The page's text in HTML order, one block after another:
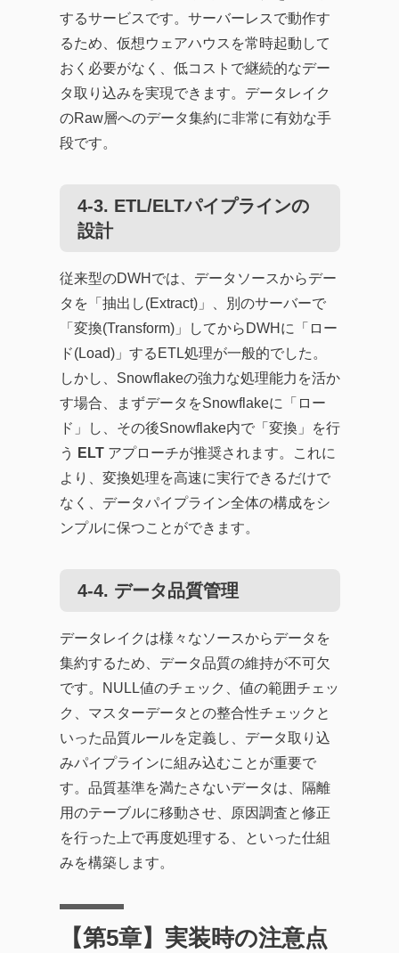
するサービスです。サーバーレスで動作す
るため、仮想ウェアハウスを常時起動して
おく必要がなく、低コストで継続的なデー
タ取り込みを実現できます。データレイク
のRaw層へのデータ集約に非常に有効な手
段です。
4-3. ETL/ELTパイプラインの
設計
従来型のDWHでは、データソースからデー
タを「抽出し(Extract)」、別のサーバーで
「変換(Transform)」してからDWHに「ロー
ド(Load)」するETL処理が一般的でした。
しかし、Snowflakeの強力な処理能力を活か
す場合、まずデータをSnowflakeに「ロー
ド」し、その後Snowflake内で「変換」を行
う
ELTアプローチが推奨されます。これに
より、変換処理を高速に実行できるだけで
なく、データパイプライン全体の構成をシ
ンプルに保つことができます。
4-4. データ品質管理
データレイクは様々なソースからデータを
集約するため、データ品質の維持が不可欠
です。NULL値のチェック、値の範囲チェッ
ク、マスターデータとの整合性チェックと
いった品質ルールを定義し、データ取り込
みパイプラインに組み込むことが重要で
す。品質基準を満たさないデータは、隔離
用のテーブルに移動させ、原因調査と修正
を行った上で再度処理する、といった仕組
みを構築します。
【第5章】実装時の注意点